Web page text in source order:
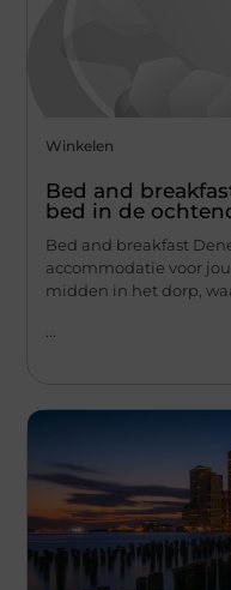
Winkelen
Bed and
bed in de
Bed and breakfast
accommodatie voor
midden in het dorp,